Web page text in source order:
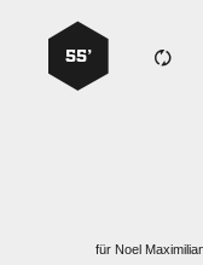
55’
für 